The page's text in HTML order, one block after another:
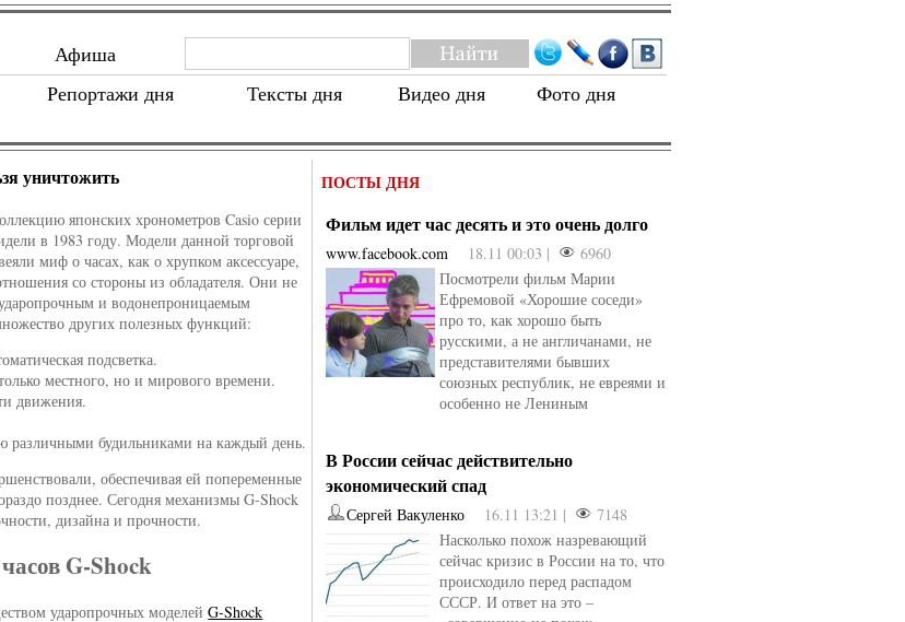
Афиша
Репортажи дня Тексты дня Видео дня Фото дня
уничтожить
японских хронометров Casio серии
в 1983 году. Модели данной торговой
миф о часах, как о хрупком аксессуаре,
со стороны из обладателя. Они не
и водонепроницаемым
других полезных функций:
подсветка.
местного, но и мирового времени.
движения.
различными будильниками на каждый день.
обеспечивая ей попеременные
позднее. Сегодня механизмы G-Shock
дизайна и прочности.
G-Shock
ударопрочных моделейG-Shock
ПОСТЫ ДНЯ
Фильм идет час десять и это очень долго
www.facebook.com 18.11 00:03 |
6960
Посмотрели фильм Марии
Ефремовой «Хорошие соседи»
про то, как хорошо быть
русскими, а не англичанами, не
представителями бывших
союзных республик, не евреями и
особенно не Лениным
В России сейчас действительно
экономический спад
Сергей Вакуленко 16.11 13:21 |
7148
Насколько похож назревающий
сейчас кризис в России на то, что
происходило перед распадом
СССР. И ответ на это –